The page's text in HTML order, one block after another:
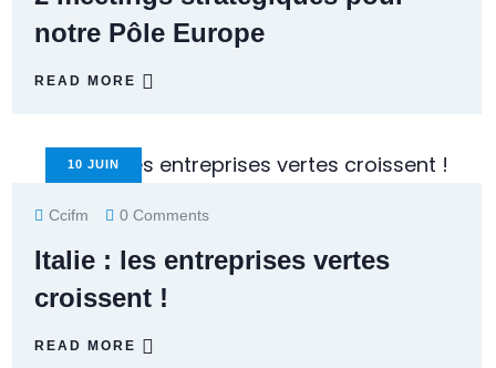
notre Pôle Europe
READ MORE
10 JUIN
Ccifm 0 Comments
Italie : les entreprises vertes
croissent !
READ MORE